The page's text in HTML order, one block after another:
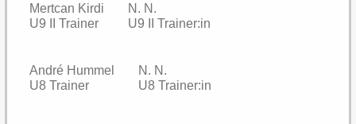
Mertcan Kirdi
U9 II Trainer
N. N.
U9 II Trainer:in
André Hummel
U8 Trainer
N. N.
U8 Trainer:in